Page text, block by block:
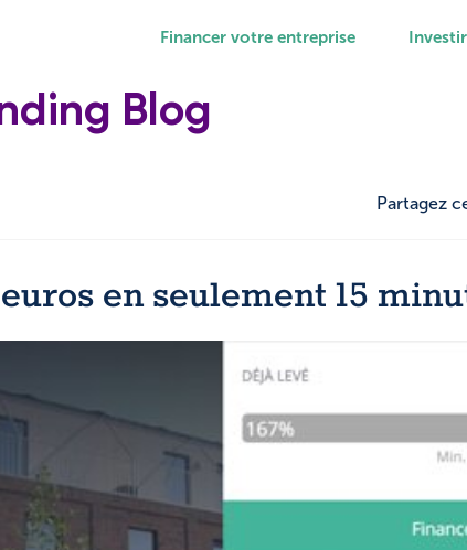
Financer votre entreprise Investir
Blog
Partagez
en seulement 15